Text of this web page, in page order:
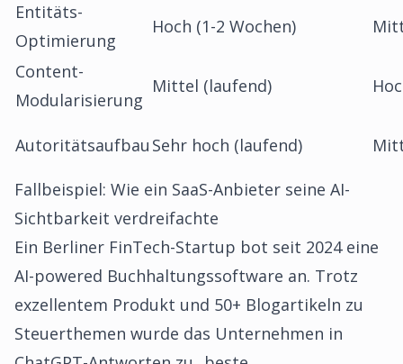
Entitäts-
Optimierung
Hoch (1-2 Wochen)
Content-
Modularisierung
Mittel (laufend)
Autoritätsaufbau Sehr hoch (laufend)
Fallbeispiel: Wie ein SaaS-Anbieter seine AI-
Sichtbarkeit verdreifachte
Ein Berliner FinTech-Startup bot seit 2024 eine
AI-powered Buchhaltungssoftware an. Trotz
exzellentem Produkt und 50+ Blogartikeln zu
Steuerthemen wurde das Unternehmen in